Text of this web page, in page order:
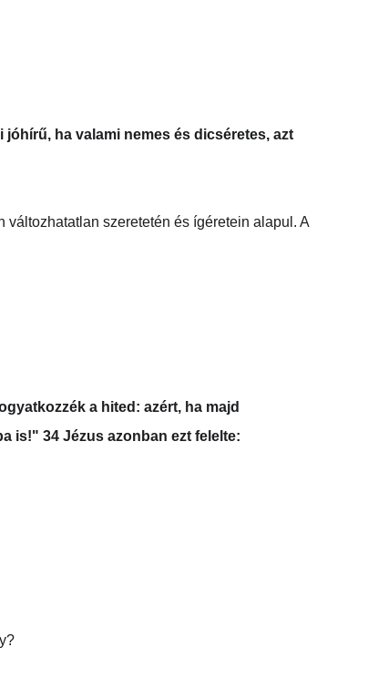
ha valami nemes és dicséretes, azt
változhatatlan szeretetén és ígéretein alapul. A
a hited: azért, ha majd
is!" 34 Jézus azonban ezt felelte: